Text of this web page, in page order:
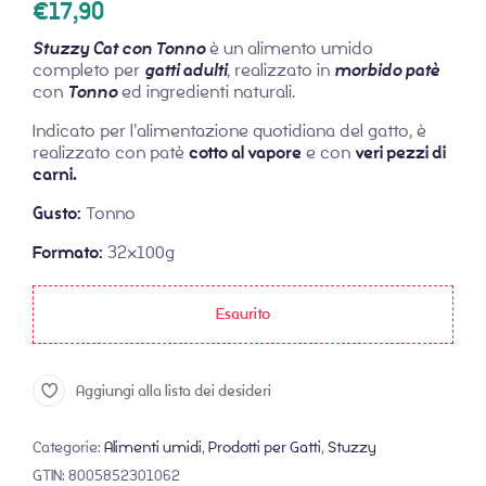
€17,90
Stuzzy Cat con Tonnoè un alimento umido
completo per gatti adulti, realizzato in morbido patè
con Tonnoed ingredienti naturali.
Indicato per l’alimentazione quotidiana del gatto, è
realizzato con patè cotto al vapore e con veri pezzi di
carni.
Gusto: Tonno
Formato: 32x100g
Esaurito
Aggiungi alla lista dei desideri
Categorie: Alimenti umidi, Prodotti per Gatti, Stuzzy
GTIN: 8005852301062